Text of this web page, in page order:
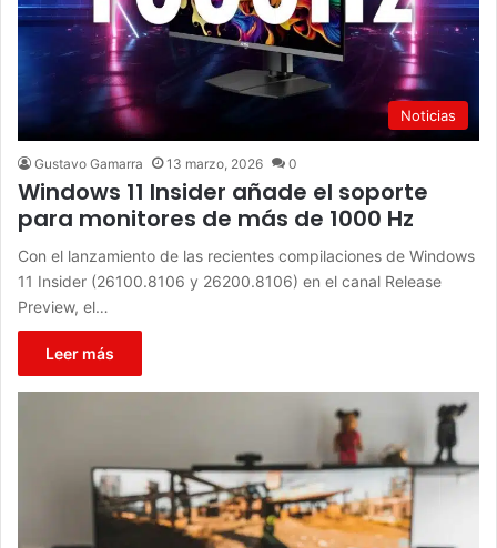
Noticias
Gustavo Gamarra 13 marzo, 2026 0
Windows 11 Insider añade el soporte
para monitores de más de 1000 Hz
Con el lanzamiento de las recientes compilaciones de Windows
11 Insider (26100.8106 y 26200.8106) en el canal Release
Preview, el…
Leer más